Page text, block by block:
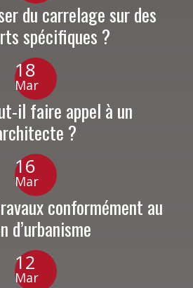
du carrelage sur des
spécifiques ?
18
Mar
il faire appel à un
?
16
Mar
conformément au
d’urbanisme
12
Mar